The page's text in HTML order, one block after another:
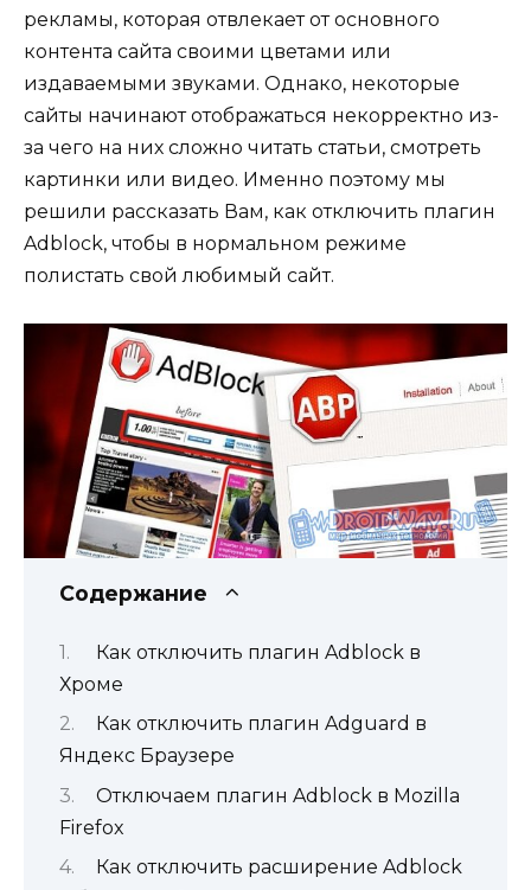
рекламы, которая отвлекает от основного
контента сайта своими цветами или
издаваемыми звуками. Однако, некоторые
сайты начинают отображаться некорректно из-
за чего на них сложно читать статьи, смотреть
картинки или видео. Именно поэтому мы
решили рассказать Вам, как отключить плагин
Adblock, чтобы в нормальном режиме
полистать свой любимый сайт.
Содержание
Как отключить плагин Adblock в
Хроме
Как отключить плагин Adguard в
Яндекс Браузере
Отключаем плагин Adblock в Mozilla
Firefox
Как отключить расширение Adblock